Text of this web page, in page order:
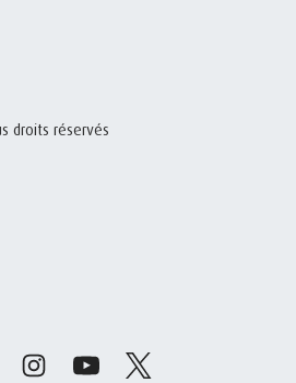
droits réservés